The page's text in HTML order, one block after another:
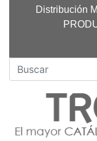
Distribución